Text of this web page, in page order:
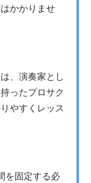
かかりませ
、演奏家とし
ったプロサク
やすくレッス
を固定する必